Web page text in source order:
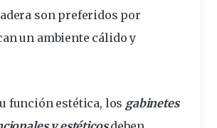
son preferidos por
un ambiente cálido y
función estética, los gabinetes